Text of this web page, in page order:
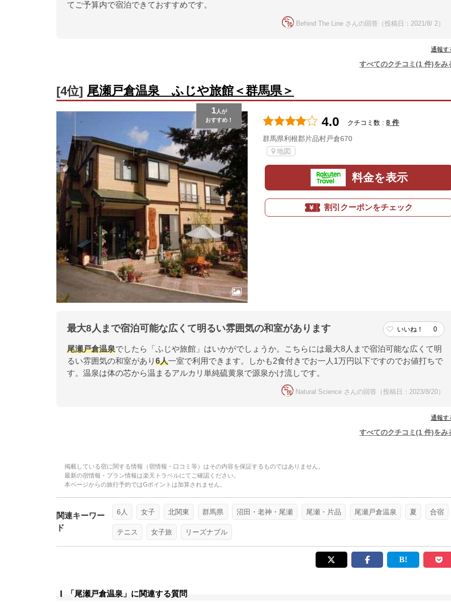
てご予算内で宿泊できておすすめです。
Behind The Line さんの回答（投稿日：2021/8/ 2）
通報す
すべてのクチコミ(1 件)をみ
[4位] 尾瀬戸倉温泉 ふじや旅館＜群馬県＞
1人が
おすすめ！
4.0 クチコミ数 : 8 件
群馬県利根郡片品村戸倉670
地図
料金を表示
割引クーポンをチェック
最大8人まで宿泊可能な広くて明るい雰囲気の和室があります いいね！ 0
尾瀬戸倉温泉でしたら「ふじや旅館」はいかがでしょうか。こちらには最大8人まで宿泊可能な広くて明
るい雰囲気の和室があり 6人一室で利用できます。しかも2食付きでお一人1万円以下ですのでお値打ちで
す。温泉は体の芯から温まるアルカリ単純硫黄泉で源泉かけ流しです。
Natural Science さんの回答（投稿日：2023/8/20）
通報す
すべてのクチコミ(1 件)をみ
掲載している宿に関する情報（宿情報・口コミ等）はその内容を保証するものではありません。
最新の宿情報・プラン情報は楽天トラベルにてご確認ください。
本ページからの旅行予約ではGポイントは加算されません。
関連キーワー
ド
6人 女子 北関東 群馬県 沼田・老神・尾瀬 尾瀬・片品 尾瀬戸倉温泉 夏 合宿
テニス 女子旅 リーズナブル
「尾瀬戸倉温泉」に関連する質問